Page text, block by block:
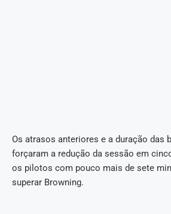
Os atrasos anteriores e a duração das
forçaram a redução da sessão em
os pilotos com pouco mais de sete
superar Browning.